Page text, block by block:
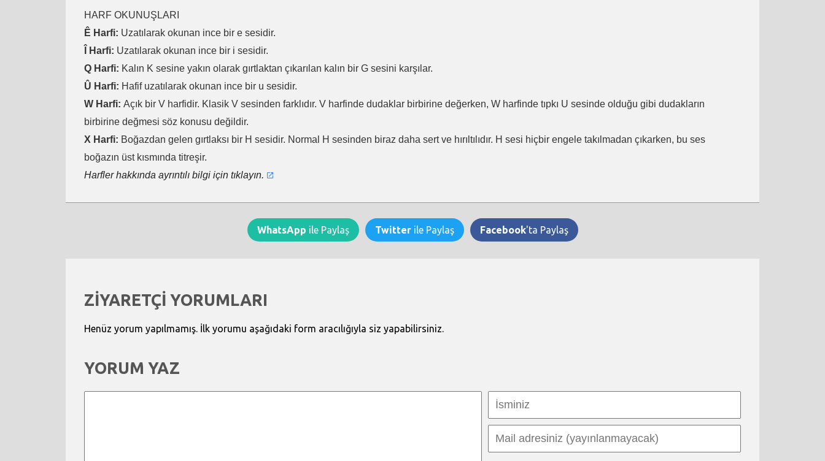
HARF OKUNUŞLARI
Ê Harfi: Uzatılarak okunan ince bir e sesidir.
Î Harfi: Uzatılarak okunan ince bir i sesidir.
Q Harfi: Kalın K sesine yakın olarak gırtlaktan çıkarılan kalın bir G sesini karşılar.
Û Harfi: Hafif uzatılarak okunan ince bir u sesidir.
W Harfi: Açık bir V harfidir. Klasik V sesinden farklıdır. V harfinde dudaklar birbirine değerken, W harfinde tıpkı U sesinde olduğu gibi dudakların
birbirine değmesi söz konusu değildir.
X Harfi: Boğazdan gelen gırtlaksı bir H sesidir. Normal H sesinden biraz daha sert ve hırıltılıdır. H sesi hiçbir engele takılmadan çıkarken, bu ses
boğazın üst kısmında titreşir.
Harfler hakkında ayrıntılı bilgi için tıklayın.
WhatsApp ile Paylaş Twitterile Paylaş Facebook'ta Paylaş
ZİYARETÇİ YORUMLARI
Henüz yorum yapılmamış. İlk yorumu aşağıdaki form aracılığıyla siz yapabilirsiniz.
YORUM YAZ